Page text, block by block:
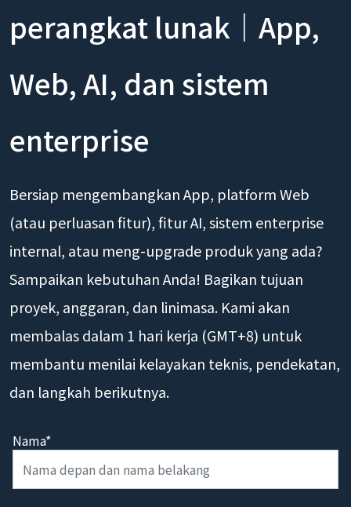
perangkat lunak｜App,
Web, AI, dan sistem
enterprise
Bersiap mengembangkan App, platform Web
(atau perluasan fitur), fitur AI, sistem enterprise
internal, atau meng-upgrade produk yang ada?
Sampaikan kebutuhan Anda! Bagikan tujuan
proyek, anggaran, dan linimasa. Kami akan
membalas dalam 1 hari kerja (GMT+8) untuk
membantu menilai kelayakan teknis, pendekatan,
dan langkah berikutnya.
Nama*